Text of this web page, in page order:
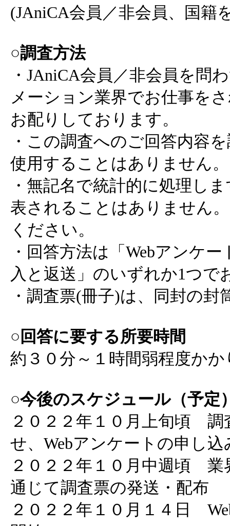
(JAniCA会員／非会員、国籍
○調査方法
・JAniCA会員／非会員を問
メーション業界でお仕事を
お配りしております。
・この調査へのご回答内容
使用することはありません。
・無記名で統計的に処理し
表されることはありません
ください。
・回答方法は「Webアンケ
入と返送」のいずれか1つで
・調査票(冊子)は、同封の
○回答に要する所要時間
約３０分～１時間弱程度か
○今後のスケジュール（予定
２０２２年１０月上旬頃 調
せ、Webアンケートの申し込
２０２２年１０月中週頃 業
通じて調査票の発送・配布
２０２２年１０月１４日